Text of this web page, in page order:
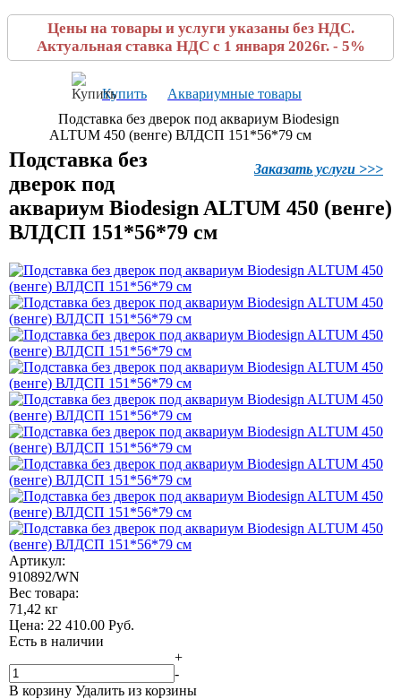
Цены на товары и услуги указаны без НДС.
Актуальная ставка НДС с 1 января 2026г. - 5%
Купить
Аквариумные товары
Подставка без дверок под аквариум Biodesign
ALTUM 450 (венге) ВЛДСП 151*56*79 см
Заказать услуги >>>
Подставка без
дверок под
аквариум Biodesign ALTUM 450 (венге)
ВЛДСП 151*56*79 см
Артикул:
910892/WN
Вес товара:
71,42 кг
Цена: 22 410.00 Руб.
Есть в наличии
+
-
В корзину Удалить из корзины